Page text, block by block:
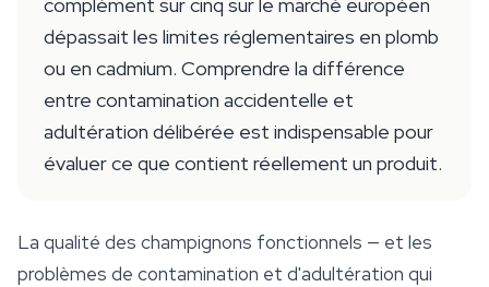
dépassait les limites réglementaires en plomb
ou en cadmium. Comprendre la différence
entre contamination accidentelle et
adultération délibérée est indispensable pour
évaluer ce que contient réellement un produit.
La qualité des champignons fonctionnels — et les
problèmes de contamination et d'adultération qui